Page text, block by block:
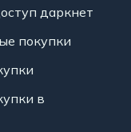
даркнет
покупки
в